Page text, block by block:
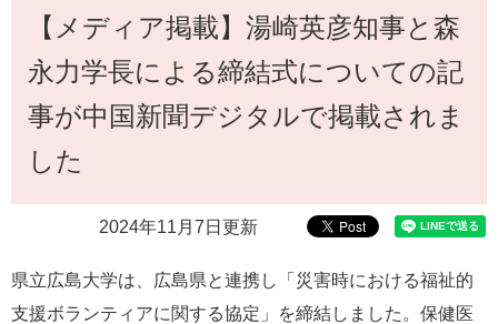
地域・企業の皆さま
研究者の皆さま
l
ス
タ
ム
学生生活・就職支援
研究・地域連携・国際交流
入試情報
【メディア掲載】湯崎英彦知事と森
永力学長による締結式についての記
事が中国新聞デジタルで掲載されま
した
2024年11月7日更新
県立広島大学は、広島県と連携し「災害時における福祉的
支援ボランティアに関する協定」を締結しました。保健医